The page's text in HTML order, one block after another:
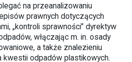
na przeanalizowaniu
prawnych dotyczących
„kontroli sprawności” dyrektyw
włączając m. in. osady
a także znalezieniu
odpadów plastikowych.